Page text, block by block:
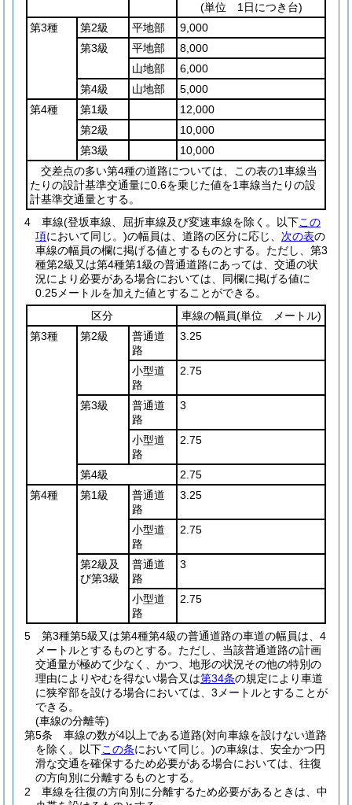
(単位 1日につき台)
第3種
第2級 平地部
9,000
第3級
平地部
8,000
山地部
6,000
第4級
山地部
5,000
第4種
第1級
12,000
第2級
10,000
第3級
10,000
交差点の多い第4種の道路については、この表の1車線当
たりの設計基準交通量に0.6を乗じた値を1車線当たりの設
計基準交通量とする。
4
車線(登坂車線、屈折車線及び変速車線を除く。以下この
項において同じ。)の幅員は、道路の区分に応じ、 次の表の
車線の幅員の欄に掲げる値とするものとする。 ただし、第3
種第2級又は第4種第1級の普通道路にあっては、交通の状
況により必要がある場合においては、同欄に掲げる値に
0.25メートルを加えた値とすることができる。
区分
車線の幅員(単位 メートル)
第3種
第2級
普通道
路
3.25
小型道
路
2.75
第3級
普通道
路
3
小型道
路
2.75
第4級
2.75
第4種
第1級
普通道
路
3.25
小型道
路
2.75
第2級及
び第3級
普通道
路
3
小型道
路
2.75
5
第3種第5級又は第4種第4級の普通道路の車道の幅員は、4
メートルとするものとする。 ただし、当該普通道路の計画
交通量が極めて少なく、かつ、地形の状況その他の特別の
理由によりやむを得ない場合又は第34条の規定により車道
に狭窄部を設ける場合においては、3メートルとすることが
できる。
(車線の分離等)
第5条
車線の数が4以上である道路(対向車線を設けない道路
を除く。以下この条において同じ。)の車線は、安全かつ円
滑な交通を確保するため必要がある場合においては、往復
の方向別に分離するものとする。
2
車線を往復の方向別に分離するため必要があるときは、中